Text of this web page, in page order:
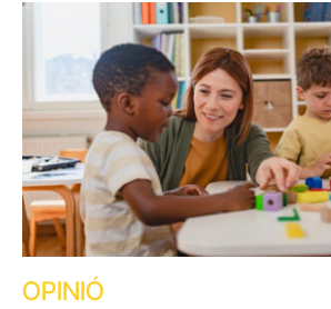
OPINIÓ